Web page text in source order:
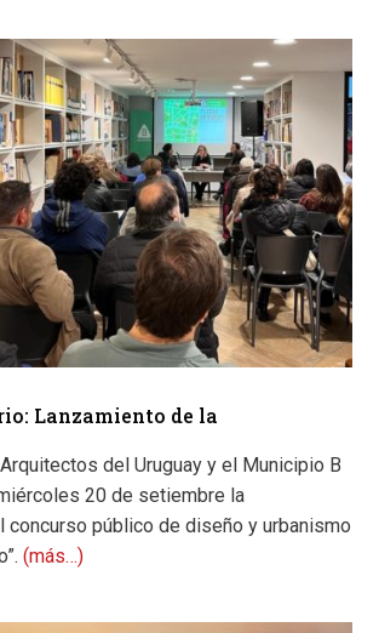
Lanzamiento de la
del Uruguay y el Municipio B
20 de setiembre la
concurso público de diseño y urbanismo
(más…)